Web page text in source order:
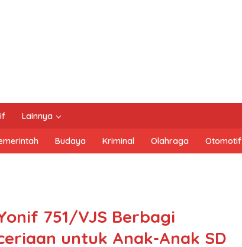
Lainnya
Budaya Kriminal Olahraga Otomotif
751/VJS Berbagi
untuk Anak-Anak SD